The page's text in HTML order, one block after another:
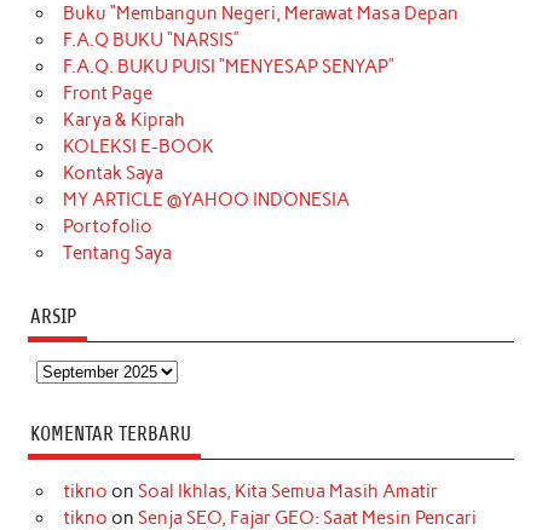
b
o
o
k
a
g
r
a
m
o
k
e
r
e
d
t
e
u
b
Buku “Membangun Negeri, Merawat Masa Depan
F.A.Q BUKU “NARSIS”
F.A.Q. BUKU PUISI “MENYESAP SENYAP”
Front Page
Karya & Kiprah
KOLEKSI E-BOOK
Kontak Saya
MY ARTICLE @YAHOO INDONESIA
Portofolio
Tentang Saya
ARSIP
Arsip
KOMENTAR TERBARU
tikno on Soal Ikhlas, Kita Semua Masih Amatir
tikno on Senja SEO, Fajar GEO: Saat Mesin Pencari